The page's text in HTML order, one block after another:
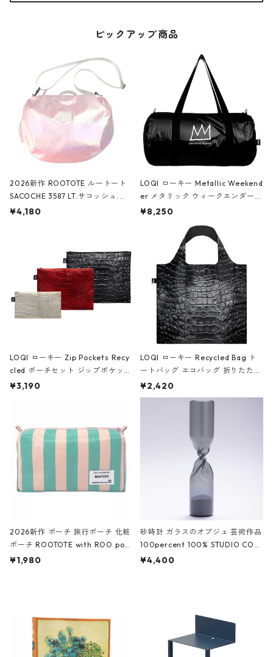
ピックアップ商品
2026新作 ROOTOTE ルートート
SACOCHE 3587 LT.サコッシュ.ル
ミエ-B ショルダーバッグ グロスピ
¥4,180
LOQI ローキー Metallic Weekend
er メタリック ウィークエンダー
ボストンバッグ ショルダーバッグ
Black ジャン=ミッシェル・バスキ
ア/クラウン ブラック
¥8,250
LOQI ローキー Zip Pockets Recy
cled ポーチセット ジップポケット
ファスナーポーチ 撥水加工 トラベ
ーガンディー、オフホワイト
¥3,190
LOQI ローキー Recycled Bag ト
ートバッグ エコバッグ 折りたたみ
大きめ 撥水加工 収納ポーチ CRO
CODILE/Black クロコダイル/ブラ
¥2,420
2026新作 ポーチ 旅行ポーチ 化粧
ポーチ ROOTOTE with ROO pou
ch 3532 ルートート WR.ポーチ.ラ
¥1,980
砂時計 ガラスのオブジェ 芸術作品
100percent 100% STUDIO COH
AKU Timeless 100パーセント ス
¥4,400